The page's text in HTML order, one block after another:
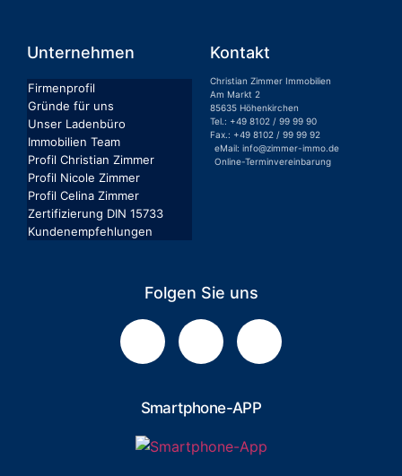
Unternehmen
Firmenprofil
Gründe für uns
Unser Ladenbüro
Immobilien Team
Profil Christian Zimmer
Profil Nicole Zimmer
Profil Celina Zimmer
Zertifizierung DIN 15733
Kundenempfehlungen
Kontakt
Christian Zimmer Immobilien
Am Markt 2
85635 Höhenkirchen
Tel.: +49 8102 / 99 99 90
Fax.: +49 8102 / 99 99 92
eMail: info@zimmer-immo.de
Online-Terminvereinbarung
Folgen Sie uns
Smartphone-APP